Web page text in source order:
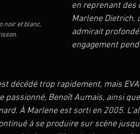
noir et blanc,
en reprenant des
Marlene Dietrich,
admirait
engagement
décédé trop rapidement, mais
passionné, Benoît Aumais, ainsi
À Marlene est sorti en 2005.
à se produire sur scène